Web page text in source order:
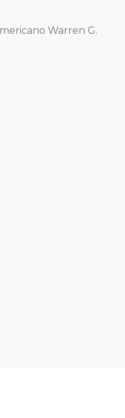
Warren G.